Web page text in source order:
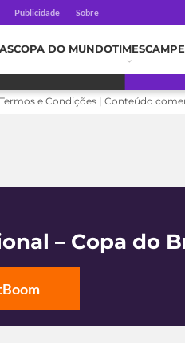
Publicidade Sobre
COPA DO MUNDOTIMES
e Condições | Conteúdo
– Copa do